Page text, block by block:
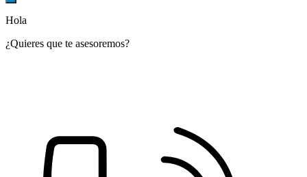
Hola
¿Quieres que te asesoremos?